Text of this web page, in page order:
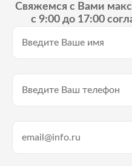
Свяжемся с Вами
с 9:00 до 17:00